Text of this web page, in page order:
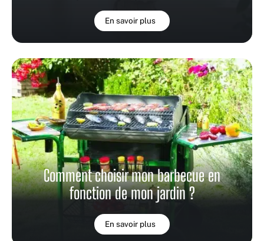
En savoir plus
Comment choisir mon barbecue en
fonction de mon jardin ?
En savoir plus